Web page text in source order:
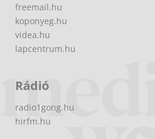
freemail.hu
koponyeg.hu
videa.hu
lapcentrum.hu
Rádió
radio1gong.hu
hirfm.hu